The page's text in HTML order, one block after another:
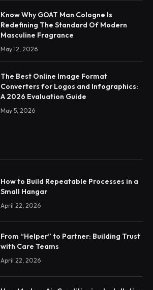
Know Why GOAT Man Cologne Is
Redefining The Standard Of Modern
Masculine Fragrance
May 12, 2026
The Best Online Image Format
Converters for Logos and Infographics:
A 2026 Evaluation Guide
May 5, 2026
How to Build Repeatable Processes in a
Small Hangar
April 22, 2026
From “Helper” to Partner: Building Trust
with Care Teams
April 22, 2026